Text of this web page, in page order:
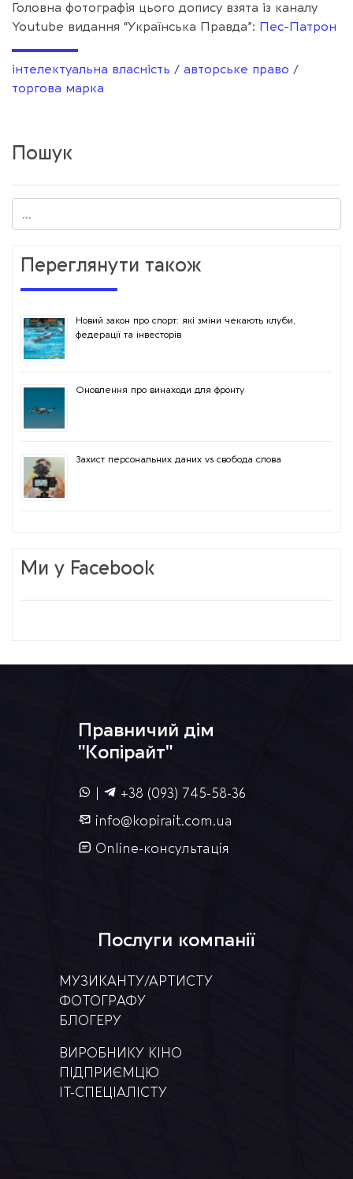
Головна фотографія цього допису взята із каналу
Youtube видання “Українська Правда”: Пес-Патрон
інтелектуальна власність / авторське право /
торгова марка
Пошук
Переглянути також
Новий закон про спорт: які зміни чекають клуби,
федерації та інвесторів
Оновлення про винаходи для фронту
Захист персональних даних vs свобода слова
Ми у Facebook
Правничий дім
"Копірайт"
+38 (093) 745-58-36
info@kopirait.com.ua
Online-консультація
Послуги компанії
МУЗИКАНТУ/АРТИСТУ
ФОТОГРАФУ
БЛОГЕРУ
ВИРОБНИКУ КІНО
ПІДПРИЄМЦЮ
IT-СПЕЦІАЛІСТУ